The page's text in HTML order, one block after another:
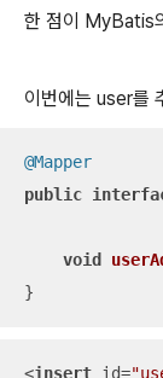
한 점이 MyBatis
이번에는 user를
@Mapper
public
void
}
<insert id=